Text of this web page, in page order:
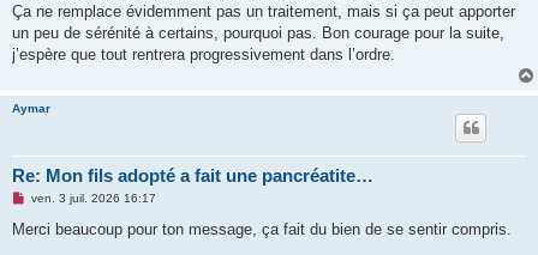
Ça ne remplace évidemment pas un traitement, mais si ça peut apporter
un peu de sérénité à certains, pourquoi pas. Bon courage pour la suite,
j’espère que tout rentrera progressivement dans l’ordre.
Aymar
Re: Mon fils adopté a fait une pancréatite…
M
s
ven. 3 juil. 2026 16:17
Merci beaucoup pour ton message, ça fait du bien de se sentir compris.